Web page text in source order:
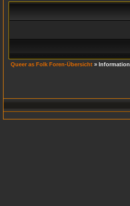
Queer as Folk Foren-Übersicht » Information